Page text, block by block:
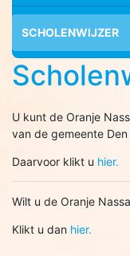
SCHOLENWIJZER
U kunt de Oranje
van de gemeente Den
Daarvoor klikt u hier.
Wilt u de Oranje
Klikt u dan hier.